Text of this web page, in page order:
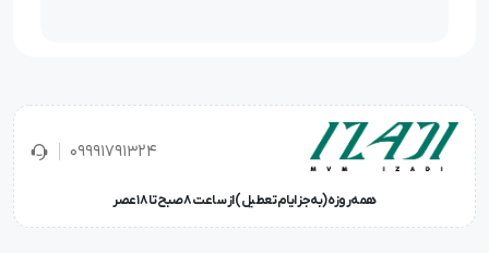
09991791324
همه‌روزه (به‌جز ایام تعطیل) از ساعت ۸ صبح تا ۱۸ عصر